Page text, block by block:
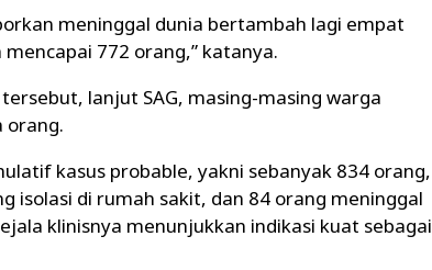
meninggal dunia bertambah lagi empat
772 orang,” katanya.
lanjut SAG, masing-masing warga
orang.
kasus probable, yakni sebanyak 834 orang,
isolasi di rumah sakit, dan 84 orang meninggal
klinisnya menunjukkan indikasi kuat sebagai